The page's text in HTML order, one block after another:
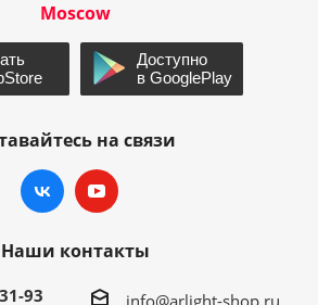
Moscow
на связи
Наши контакты
93 info@arlight-shop.ru